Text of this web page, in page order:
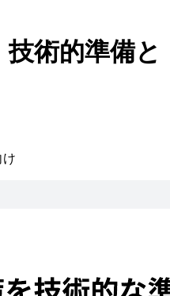
術的準備と
け